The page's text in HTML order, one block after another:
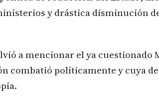
y drástica disminución
a mencionar el ya cuestionado
combatió políticamente y cuya